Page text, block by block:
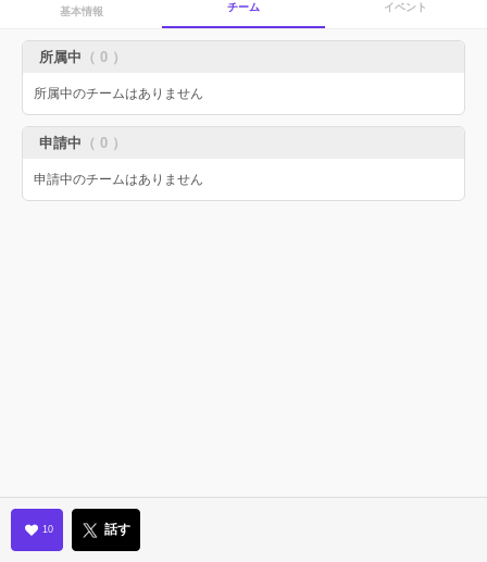
基本情報 チーム イベント
所属中 （ 0 ）
所属中のチームはありません
申請中 （ 0 ）
申請中のチームはありません
10 話す